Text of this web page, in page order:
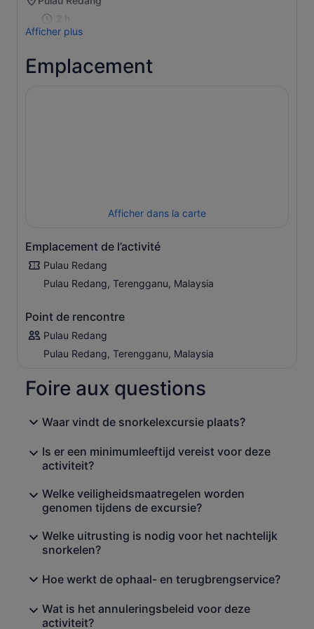
prix
en
sélectionnant
plus
de
2 h
Afficher plus
Emplacement
Afficher dans la carte
Emplacement de l’activité
Pulau Redang
Pulau Redang, Terengganu, Malaysia
Point de rencontre
Pulau Redang
Pulau Redang, Terengganu, Malaysia
Foire aux questions
Waar vindt de snorkelexcursie plaats?
Is er een minimumleeftijd vereist voor deze
activiteit?
Welke veiligheidsmaatregelen worden
genomen tijdens de excursie?
Welke uitrusting is nodig voor het nachtelijk
snorkelen?
Hoe werkt de ophaal- en terugbrengservice?
Wat is het annuleringsbeleid voor deze
activiteit?